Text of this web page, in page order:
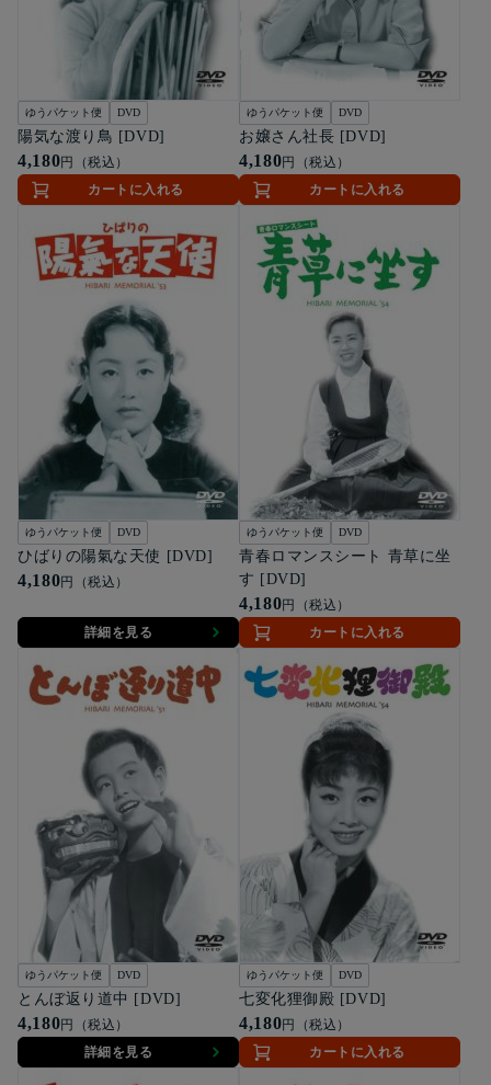
ゆうパケット便 DVD
陽気な渡り鳥 [DVD]
4,180円（税込）
カートに入れる
ゆうパケット便 DVD
お嬢さん社長 [DVD]
4,180円（税込）
カートに入れる
ゆうパケット便 DVD
ひばりの陽氣な天使 [DVD]
4,180円（税込）
詳細を見る
ゆうパケット便 DVD
青春ロマンスシート 青草に坐
す [DVD]
4,180円（税込）
カートに入れる
ゆうパケット便 DVD
とんぼ返り道中 [DVD]
4,180円（税込）
詳細を見る
ゆうパケット便 DVD
七変化狸御殿 [DVD]
4,180円（税込）
カートに入れる